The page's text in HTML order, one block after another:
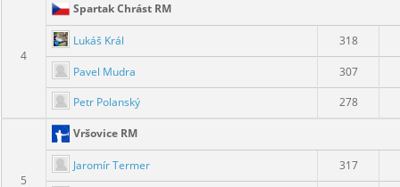
4
Spartak Chrást RM
Lukáš Král 318
Pavel Mudra
307
Petr Polanský
278
5
Vršovice RM
Jaromír Termer 317